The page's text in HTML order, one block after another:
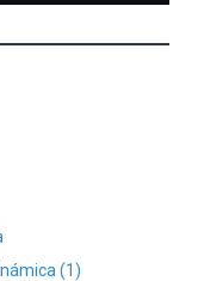
(1)